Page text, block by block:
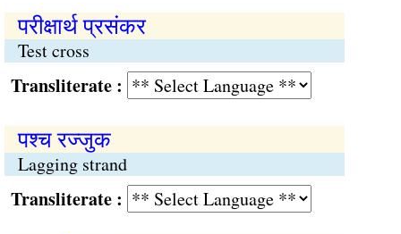
परीक्षार्थ प्रसंकर
Test cross
:
पश्‍च रज्‍जुक
Lagging strand
: